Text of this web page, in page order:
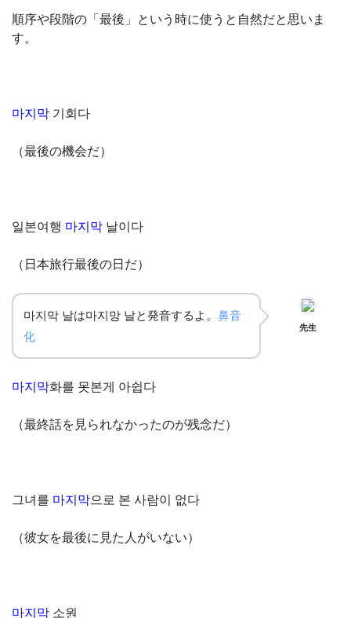
順序や段階の「最後」という時に使うと自然だと思いま
す。
마지막 기회다
（最後の機会だ）
일본여행 마지막 날이다
（日本旅行最後の日だ）
마지막 날は마지망 날と発音するよ。 鼻音
化
先生
마지막화를 못본게 아쉽다
（最終話を見られなかったのが残念だ）
그녀를 마지막으로 본 사람이 없다
（彼女を最後に見た人がいない）
마지막 소원